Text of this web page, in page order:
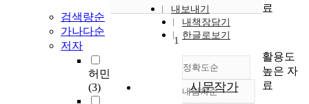
검색량순
가나다순
저자
허민
(3)
내보내기
내책장담기
한글로보기
정확도순
정확도
내림차순
1
시문작가
료
활용도
높은 자
료